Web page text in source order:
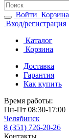
Войти Корзина
Вход/регистрация
Каталог
Корзина
Доставка
Гарантия
Как купить
Время работы:
Пн-Пт 08:30-17:00
Челябинск
8 (351) 726-20-26
Контакты